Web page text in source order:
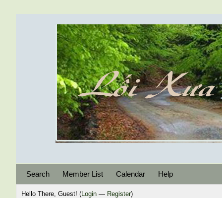
Search Member List Calendar Help
Hello There, Guest! (Login — Register)